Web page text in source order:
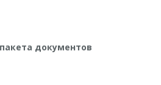
документов